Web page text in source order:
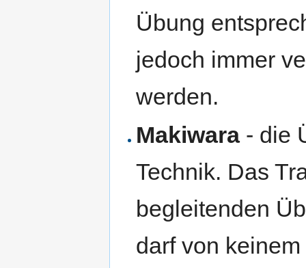
Übung
jedoch immer
werden.
Makiwara- die
Technik. Das
begleitenden
darf von